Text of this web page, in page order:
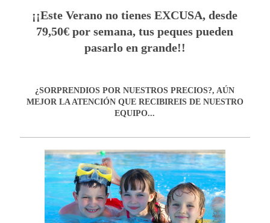
¡¡Este Verano no tienes EXCUSA, desde
79,50€ por semana, tus peques pueden
pasarlo en grande!!
¿SORPRENDIOS POR NUESTROS PRECIOS?, AÚN
MEJOR LA ATENCIÓN QUE RECIBIREIS DE NUESTRO
EQUIPO...